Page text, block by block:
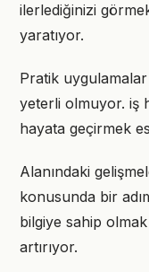
ilerlediğinizi
yaratıyor.
Pratik
yeterli olmuyor. iş
hayata geçirmek
Alanındaki
konusunda bir
bilgiye sahip
artırıyor.